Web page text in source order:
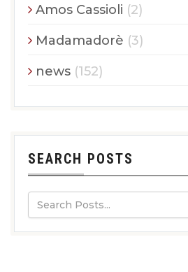
Amos Cassioli (2)
Madamadorè (3)
news (152)
SEARCH POSTS